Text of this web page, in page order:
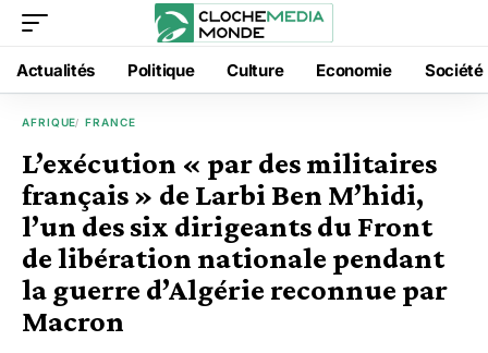
Actualités Politique Culture Economie Société
AFRIQUE FRANCE
L’exécution « par des militaires
français » de Larbi Ben M’hidi,
l’un des six dirigeants du Front
de libération nationale pendant
la guerre d’Algérie reconnue par
Macron